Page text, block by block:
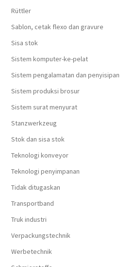
Rüttler
Sablon, cetak flexo dan gravure
Sisa stok
Sistem komputer-ke-pelat
Sistem pengalamatan dan penyisipan
Sistem produksi brosur
Sistem surat menyurat
Stanzwerkzeug
Stok dan sisa stok
Teknologi konveyor
Teknologi penyimpanan
Tidak ditugaskan
Transportband
Truk industri
Verpackungstechnik
Werbetechnik